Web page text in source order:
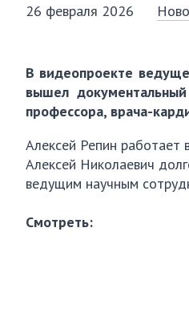
26 февраля 2026
В видеопроекте
вышел
профессора, врача-
Алексей Репин
Алексей Николаевич
ведущим научным
Смотреть: